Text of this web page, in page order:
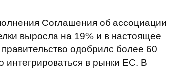
Соглашения об ассоциации
выросла на 19% и в настоящее
одобрило более 60
интегрироваться в рынки ЕС. В